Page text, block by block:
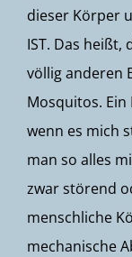
dieser Körper
IST. Das
völlig anderen
Mosquitos.
wenn es mich
man so alles
zwar störend
menschliche
mechanische